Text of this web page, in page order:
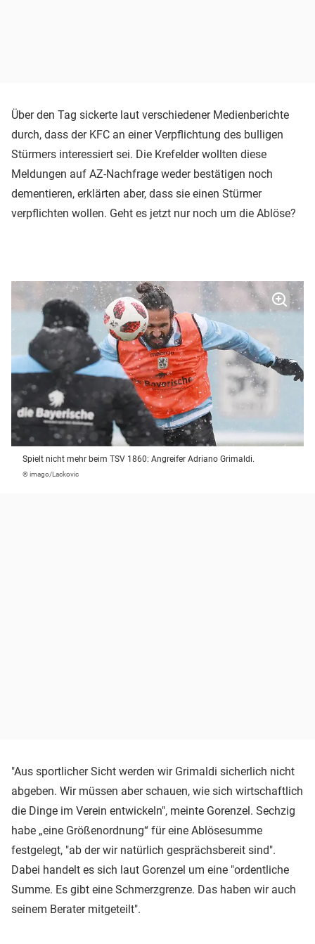
Über den Tag sickerte laut verschiedener Medienberichte
durch, dass der KFC an einer Verpflichtung des bulligen
Stürmers interessiert sei. Die Krefelder wollten diese
Meldungen auf AZ-Nachfrage weder bestätigen noch
dementieren, erklärten aber, dass sie einen Stürmer
verpflichten wollen. Geht es jetzt nur noch um die Ablöse?
Spielt nicht mehr beim TSV 1860: Angreifer Adriano Grimaldi.
© imago/Lackovic
"Aus sportlicher Sicht werden wir Grimaldi sicherlich nicht
abgeben. Wir müssen aber schauen, wie sich wirtschaftlich
die Dinge im Verein entwickeln", meinte Gorenzel. Sechzig
habe „eine Größenordnung“ für eine Ablösesumme
festgelegt, "ab der wir natürlich gesprächsbereit sind".
Dabei handelt es sich laut Gorenzel um eine "ordentliche
Summe. Es gibt eine Schmerzgrenze. Das haben wir auch
seinem Berater mitgeteilt".